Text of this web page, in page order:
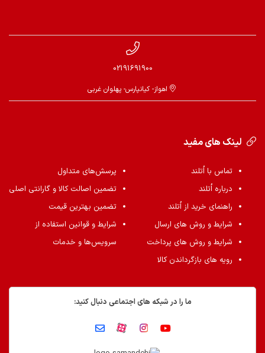
02191691900
اهواز- کیانپارس- پهلوان غربی
لینک های مفید
تماس با اُتلند
درباره اُتلند
راهنمای خرید از اُتلند
شرایط و روش های ارسال
شرایط و روش های پرداخت
رویه های بازگرداندن کالا
پرسش‌های متداول
تضمین اصالت کالا و گارانتی اصلی
تضمین بهترین قیمت
شرایط و قوانین استفاده از
سرویس‌ها و خدمات
ما را در شبکه های اجتماعی دنبال کنید: